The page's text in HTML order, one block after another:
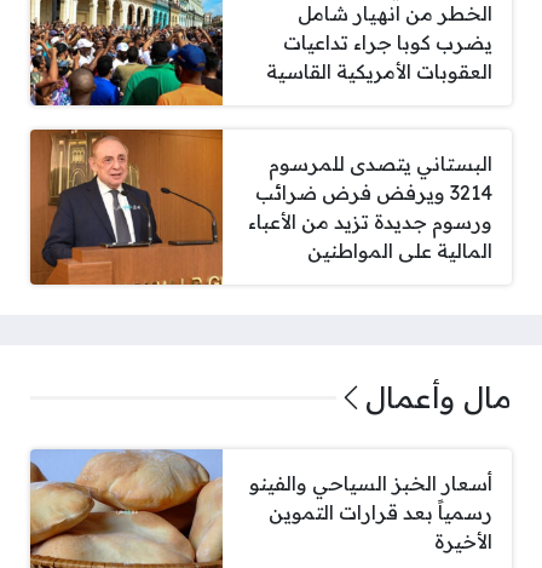
الخطر من انهيار شامل
يضرب كوبا جراء تداعيات
العقوبات الأمريكية القاسية
البستاني يتصدى للمرسوم
3214 ويرفض فرض ضرائب
ورسوم جديدة تزيد من الأعباء
المالية على المواطنين
مال وأعمال
أسعار الخبز السياحي والفينو
رسمياً بعد قرارات التموين
الأخيرة